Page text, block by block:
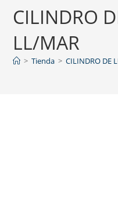
CILINDRO
LL/MAR
> Tienda > CILINDRO DE